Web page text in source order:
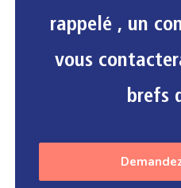
rappelé , un
vous
brefs